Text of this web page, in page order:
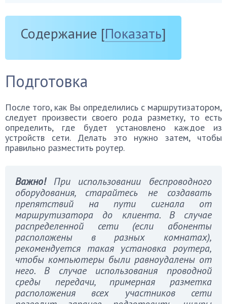
Содержание [Показать]
Подготовка
После того, как Вы определились с маршрутизатором,
следует произвести своего рода разметку, то есть
определить, где будет установлено каждое из
устройств сети. Делать это нужно затем, чтобы
правильно разместить роутер.
Важно!При использовании беспроводного
оборудования, старайтесь не создавать
препятствий на пути сигнала от
маршрутизатора до клиента. В случае
распределенной сети (если абоненты
расположены в разных комнатах),
рекомендуется такая установка роутера,
чтобы компьютеры были равноудалены от
него. В случае использования проводной
среды передачи, примерная разметка
расположения всех участников сети